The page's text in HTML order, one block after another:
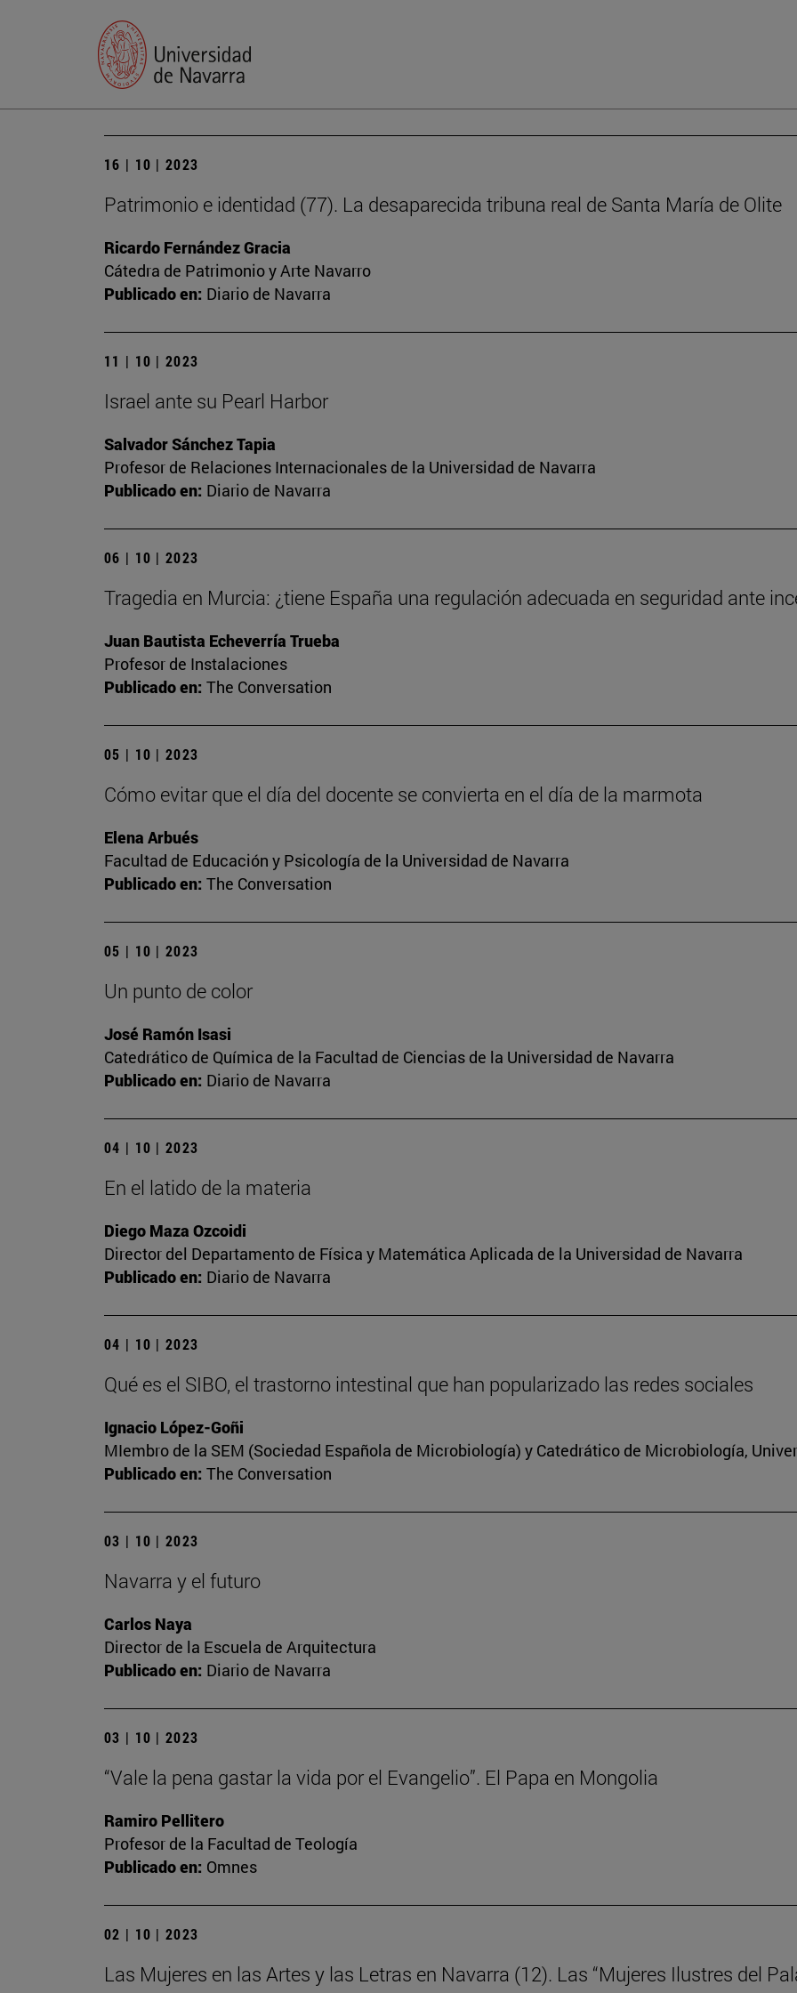
16 | 10 | 2023
Patrimonio e identidad (77). La desaparecida tribuna real de Santa María de Olite
Ricardo Fernández Gracia
Cátedra de Patrimonio y Arte Navarro
Publicado en: Diario de Navarra
11 | 10 | 2023
Israel ante su Pearl Harbor
Salvador Sánchez Tapia
Profesor de Relaciones Internacionales de la Universidad de Navarra
Publicado en: Diario de Navarra
06 | 10 | 2023
Tragedia en Murcia: ¿tiene España una regulación adecuada en seguridad ante
Juan Bautista Echeverría Trueba
Profesor de Instalaciones
Publicado en: The Conversation
05 | 10 | 2023
Cómo evitar que el día del docente se convierta en el día de la marmota
Elena Arbués
Facultad de Educación y Psicología de la Universidad de Navarra
Publicado en: The Conversation
05 | 10 | 2023
Un punto de color
José Ramón Isasi
Catedrático de Química de la Facultad de Ciencias de la Universidad de Navarra
Publicado en: Diario de Navarra
04 | 10 | 2023
En el latido de la materia
Diego Maza Ozcoidi
Director del Departamento de Física y Matemática Aplicada de la Universidad de Navarra
Publicado en: Diario de Navarra
04 | 10 | 2023
Qué es el SIBO, el trastorno intestinal que han popularizado las redes sociales
Ignacio López-Goñi
MIembro de la SEM (Sociedad Española de Microbiología) y Catedrático de Microbiología,
Publicado en: The Conversation
03 | 10 | 2023
Navarra y el futuro
Carlos Naya
Director de la Escuela de Arquitectura
Publicado en: Diario de Navarra
03 | 10 | 2023
“Vale la pena gastar la vida por el Evangelio”. El Papa en Mongolia
Ramiro Pellitero
Profesor de la Facultad de Teología
Publicado en: Omnes
02 | 10 | 2023
Las Mujeres en las Artes y las Letras en Navarra (12). Las “Mujeres Ilustres del